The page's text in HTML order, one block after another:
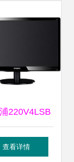
浦220V4LSB
LED背光宽
查看详情